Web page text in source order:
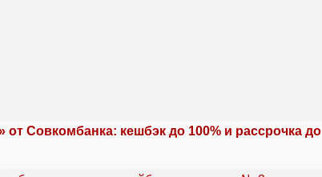
Совкомбанка: кешбэк до 100% и рассрочка до